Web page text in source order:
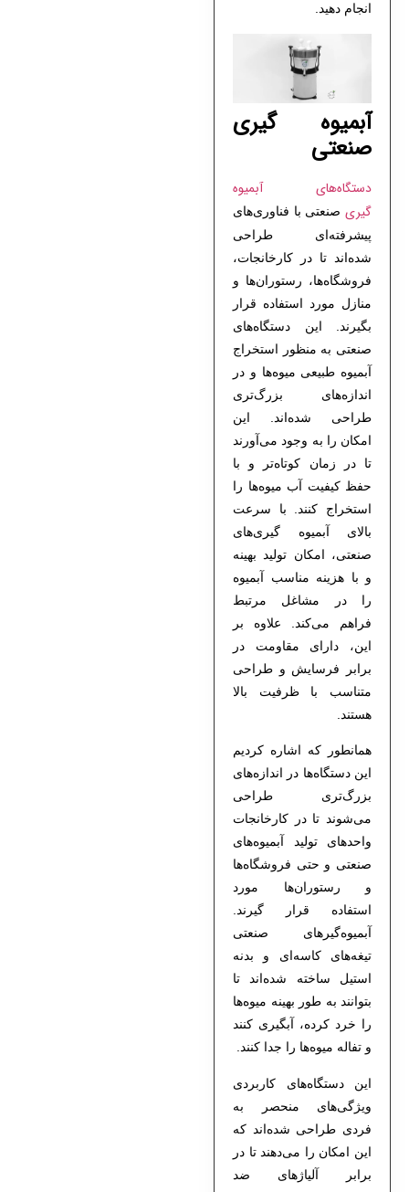
انجام دهید.
آبمیوه گیری
صنعتی
دستگاه‌های آبمیوه
گیری صنعتی با فناوری‌های
پیشرفته‌ای طراحی
شده‌اند تا در کارخانجات،
فروشگاه‌ها، رستوران‌ها و
منازل مورد استفاده قرار
بگیرند. این دستگاه‌های
صنعتی به منظور استخراج
آبمیوه طبیعی میوه‌ها و در
اندازه‌های بزرگ‌تری
طراحی شده‌اند. این
امکان را به وجود می‌آورند
تا در زمان کوتاه‌تر و با
حفظ کیفیت آب میوه‌ها را
استخراج کنند. با سرعت
بالای آبمیوه گیری‌های
صنعتی، امکان تولید بهینه
و با هزینه مناسب آبمیوه
را در مشاغل مرتبط
فراهم می‌کند. علاوه بر
این، دارای مقاومت در
برابر فرسایش و طراحی
متناسب با ظرفیت بالا
هستند.
همانطور که اشاره کردیم
این دستگاه‌ها در اندازه‌های
بزرگ‌تری طراحی
می‌شوند تا در کارخانجات
واحدهای تولید آبمیوه‌های
صنعتی و حتی فروشگاه‌ها
و رستوران‌ها مورد
استفاده قرار گیرند.
آبمیوه‌گیرهای صنعتی
تیغه‌های کاسه‌ای و بدنه
استیل ساخته شده‌اند تا
بتوانند به طور بهینه میوه‌ها
را خرد کرده، آبگیری کنند
و تفاله میوه‌ها را جدا کنند.
این دستگاه‌های کاربردی
ویژگی‌های منحصر به
فردی طراحی شده‌اند که
این امکان را می‌دهند تا در
برابر آلیاژ‌های ضد